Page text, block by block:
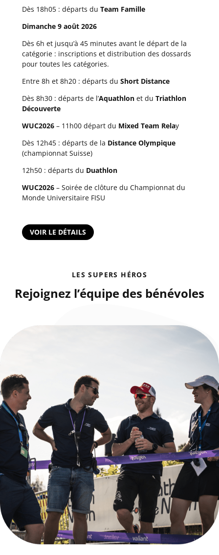
Dès 18h05 : départs du Team Famille
Dimanche 9 août 2026
Dès 6h et jusqu’à 45 minutes avant le départ de la
catégorie : inscriptions et distribution des dossards
pour toutes les catégories.
Entre 8h et 8h20 : départs du Short Distance
Dès 8h30 : départs de l’Aquathlon et du Triathlon
Découverte
WUC2026 – 11h00 départ du Mixed Team Relay
Dès 12h45 : départs de la Distance Olympique
(championnat Suisse)
12h50 : départs du Duathlon
WUC2026 – Soirée de clôture du Championnat du
Monde Universitaire FISU
VOIR LE DÉTAILS
LES SUPERS HÉROS
Rejoignez l’équipe des bénévoles